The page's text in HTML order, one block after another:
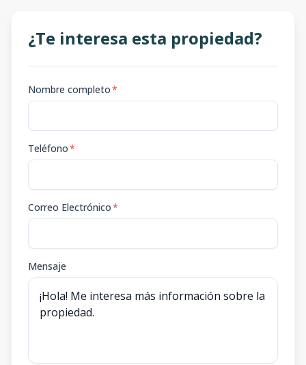
¿Te interesa esta propiedad?
Nombre completo*
Teléfono*
Correo Electrónico*
Mensaje